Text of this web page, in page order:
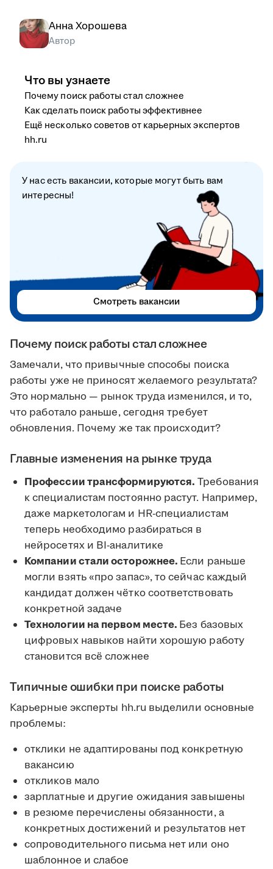
Почему поиск работы стал сложнее
Замечали, что привычные способы поиска
работы уже не приносят желаемого результата?
Это нормально — рынок труда изменился, и то,
что работало раньше, сегодня требует
обновления. Почему же так происходит?
Главные изменения на рынке труда
Профессии трансформируются. Требования
к специалистам постоянно растут. Например,
даже маркетологам и HR-специалистам
теперь необходимо разбираться в
нейросетях и BI-аналитике
Компании стали осторожнее. Если раньше
могли взять «про запас», то сейчас каждый
кандидат должен чётко соответствовать
конкретной задаче
Технологии на первом месте. Без базовых
цифровых навыков найти хорошую работу
становится всё сложнее
Типичные ошибки при поиске работы
Карьерные эксперты hh.ru выделили основные
проблемы:
отклики не адаптированы под конкретную
вакансию
откликов мало
зарплатные и другие ожидания завышены
в резюме перечислены обязанности, а
конкретных достижений и результатов нет
сопроводительного письма нет или оно
шаблонное и слабое
Анна Хорошева
Автор
Что вы узнаете
Почему поиск работы стал сложнее
Как сделать поиск работы эффективнее
Ещё несколько советов от карьерных экспертов
hh.ru
У нас есть вакансии, которые могут быть вам
интересны!
Смотреть вакансии